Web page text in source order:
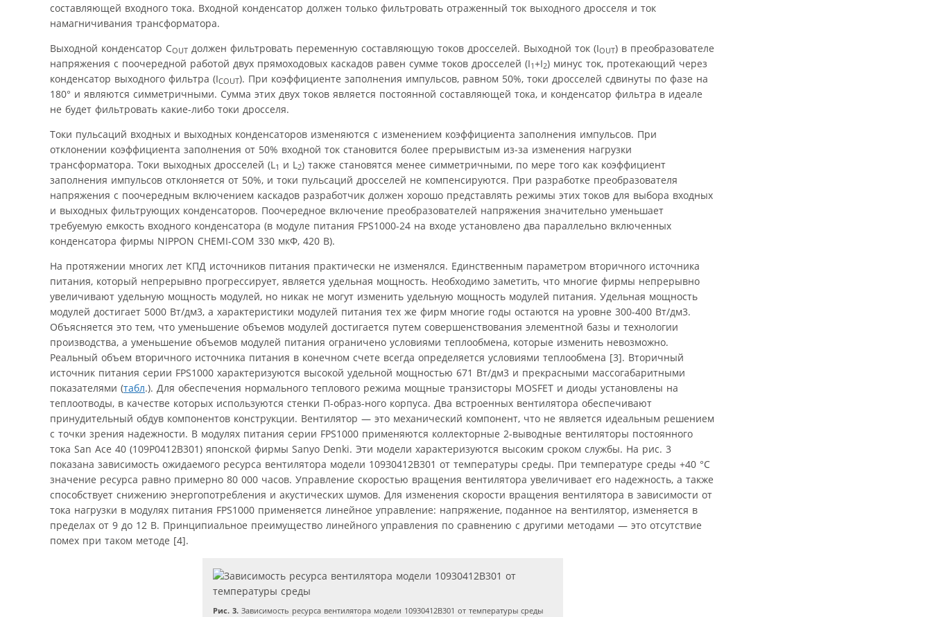
составляющей входного тока. Входной конденсатор должен только фильтровать отраженный ток выходного дросселя и ток
намагничивания трансформатора.
Выходной конденсатор COUT должен фильтровать переменную составляющую токов дросселей. Выходной ток (IOUT) в преобразователе
напряжения с поочередной работой двух прямоходовых каскадов равен сумме токов дросселей (I1+I2) минус ток, протекающий через
конденсатор выходного фильтра (ICOUT). При коэффициенте заполнения импульсов, равном 50%, токи дросселей сдвинуты по фазе на
180° и являются симметричными. Сумма этих двух токов является постоянной составляющей тока, и конденсатор фильтра в идеале
не будет фильтровать какие-либо токи дросселя.
Токи пульсаций входных и выходных конденсаторов изменяются с изменением коэффициента заполнения импульсов. При
отклонении коэффициента заполнения от 50% входной ток становится более прерывистым из-за изменения нагрузки
трансформатора. Токи выходных дросселей (L 1 и L 2) также становятся менее симметричными, по мере того как коэффициент
заполнения импульсов отклоняется от 50%, и токи пульсаций дросселей не компенсируются. При разработке преобразователя
напряжения с поочередным включением каскадов разработчик должен хорошо представлять режимы этих токов для выбора входных
и выходных фильтрующих конденсаторов. Поочередное включение преобразователей напряжения значительно уменьшает
требуемую емкость входного конденсатора (в модуле питания FPS1000-24 на входе установлено два параллельно включенных
конденсатора фирмы NIPPON CHEMI-COM 330 мкФ, 420 В).
На протяжении многих лет КПД источников питания практически не изменялся. Единственным параметром вторичного источника
питания, который непрерывно прогрессирует, является удельная мощность. Необходимо заметить, что многие фирмы непрерывно
увеличивают удельную мощность модулей, но никак не могут изменить удельную мощность модулей питания. Удельная мощность
модулей достигает 5000 Вт/дм3, а характеристики модулей питания тех же фирм многие годы остаются на уровне 300-400 Вт/дм3.
Объясняется это тем, что уменьшение объемов модулей достигается путем совершенствования элементной базы и технологии
производства, а уменьшение объемов модулей питания ограничено условиями теплообмена, которые изменить невозможно.
Реальный объем вторичного источника питания в конечном счете всегда определяется условиями теплообмена [3]. Вторичный
источник питания серии FPS1000 характеризуются высокой удельной мощностью 671 Вт/дм3 и прекрасными массогабаритными
показателями (табл.). Для обеспечения нормального теплового режима мощные транзисторы MOSFET и диоды установлены на
теплоотводы, в качестве которых используются стенки П-образ-ного корпуса. Два встроенных вентилятора обеспечивают
принудительный обдув компонентов конструкции. Вентилятор — это механический компонент, что не является идеальным решением
с точки зрения надежности. В модулях питания серии FPS1000 применяются коллекторные 2-выводные вентиляторы постоянного
тока San Ace 40 (109P0412B301) японской фирмы Sanyo Denki. Эти модели характеризуются высоким сроком службы. На рис. 3
показана зависимость ожидаемого ресурса вентилятора модели 109З0412B301 от температуры среды. При температуре среды +40 °C
значение ресурса равно примерно 80 000 часов. Управление скоростью вращения вентилятора увеличивает его надежность, а также
способствует снижению энергопотребления и акустических шумов. Для изменения скорости вращения вентилятора в зависимости от
тока нагрузки в модулях питания FPS1000 применяется линейное управление: напряжение, поданное на вентилятор, изменяется в
пределах от 9 до 12 В. Принципиальное преимущество линейного управления по сравнению с другими методами — это отсутствие
помех при таком методе [4].
Рис. 3. Зависимость ресурса вентилятора модели 10930412В301 от температуры среды